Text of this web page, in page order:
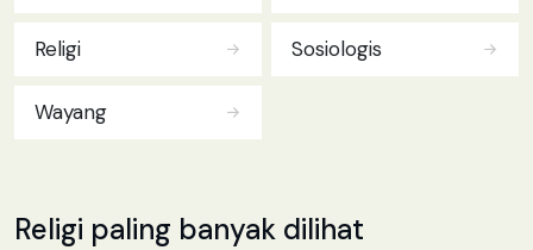
Religi Sosiologis
Wayang
Religi paling banyak dilihat